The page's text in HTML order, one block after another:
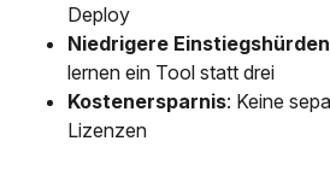
Deploy
Niedrigere Einstiegshürden
lernen ein Tool statt drei
Kostenersparnis: Keine
Lizenzen